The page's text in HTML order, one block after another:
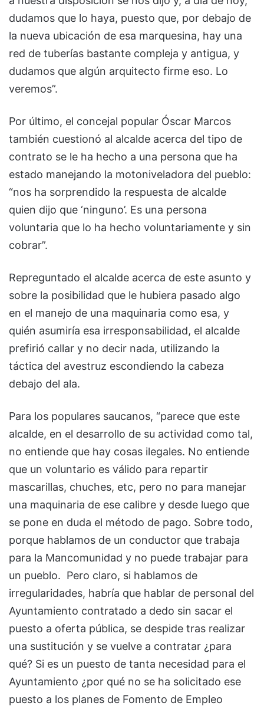
dudamos que lo haya, puesto que, por debajo de
la nueva ubicación de esa marquesina, hay una
red de tuberías bastante compleja y antigua, y
dudamos que algún arquitecto firme eso. Lo
veremos”.
Por último, el concejal popular Óscar Marcos
también cuestionó al alcalde acerca del tipo de
contrato se le ha hecho a una persona que ha
estado manejando la motoniveladora del pueblo:
“nos ha sorprendido la respuesta de alcalde
quien dijo que ‘ninguno’. Es una persona
voluntaria que lo ha hecho voluntariamente y sin
cobrar”.
Repreguntado el alcalde acerca de este asunto y
sobre la posibilidad que le hubiera pasado algo
en el manejo de una maquinaria como esa, y
quién asumiría esa irresponsabilidad, el alcalde
prefirió callar y no decir nada, utilizando la
táctica del avestruz escondiendo la cabeza
debajo del ala.
Para los populares saucanos, “parece que este
alcalde, en el desarrollo de su actividad como tal,
no entiende que hay cosas ilegales. No entiende
que un voluntario es válido para repartir
mascarillas, chuches, etc, pero no para manejar
una maquinaria de ese calibre y desde luego que
se pone en duda el método de pago. Sobre todo,
porque hablamos de un conductor que trabaja
para la Mancomunidad y no puede trabajar para
un pueblo. Pero claro, si hablamos de
irregularidades, habría que hablar de personal del
Ayuntamiento contratado a dedo sin sacar el
puesto a oferta pública, se despide tras realizar
una sustitución y se vuelve a contratar ¿para
qué? Si es un puesto de tanta necesidad para el
Ayuntamiento ¿por qué no se ha solicitado ese
puesto a los planes de Fomento de Empleo